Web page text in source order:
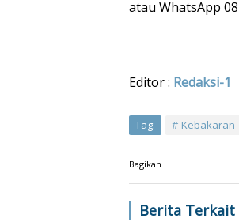
atau WhatsApp
Editor : Redaksi-1
Tag: Kebakaran
Bagikan
Berita Terkait